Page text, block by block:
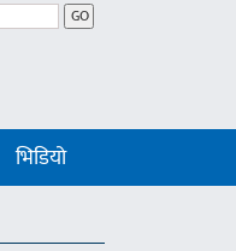
GO
भिडियो